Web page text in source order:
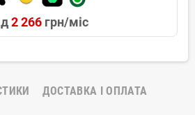
2 266грн/міс
ДОСТАВКА І ОПЛАТА